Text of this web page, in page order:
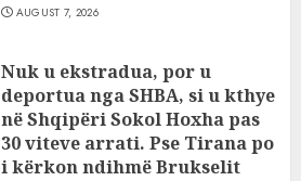
AUGUST 7, 2026
Nuk u ekstradua, por u
deportua nga SHBA, si u kthye
në Shqipëri Sokol Hoxha pas
30 viteve arrati. Pse Tirana po
i kërkon ndihmë Brukselit